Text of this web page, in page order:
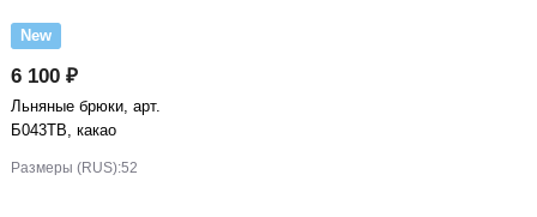
New
6 100 ₽
Льняные брюки, арт.
Б043ТВ, какао
Размеры (RUS):52